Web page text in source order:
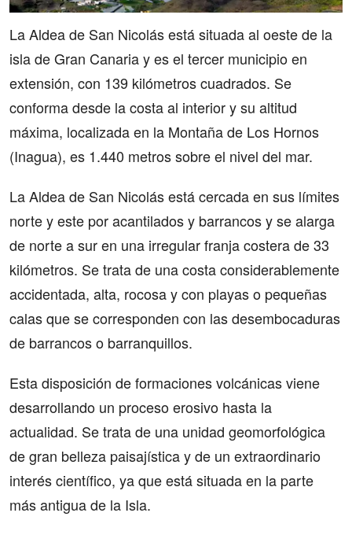
La Aldea de San Nicolás está situada al oeste de la
isla de Gran Canaria y es el tercer municipio en
extensión, con 139 kilómetros cuadrados. Se
conforma desde la costa al interior y su altitud
máxima, localizada en la Montaña de Los Hornos
(Inagua), es 1.440 metros sobre el nivel del mar.
La Aldea de San Nicolás está cercada en sus límites
norte y este por acantilados y barrancos y se alarga
de norte a sur en una irregular franja costera de 33
kilómetros. Se trata de una costa considerablemente
accidentada, alta, rocosa y con playas o pequeñas
calas que se corresponden con las desembocaduras
de barrancos o barranquillos.
Esta disposición de formaciones volcánicas viene
desarrollando un proceso erosivo hasta la
actualidad. Se trata de una unidad geomorfológica
de gran belleza paisajística y de un extraordinario
interés científico, ya que está situada en la parte
más antigua de la Isla.